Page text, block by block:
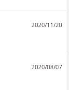
2020/11/20
2020/08/07